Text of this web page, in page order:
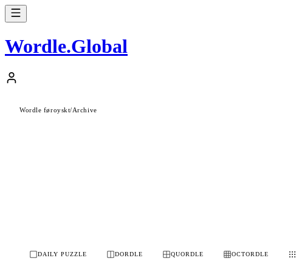
Wordle.Global
Wordle føroyskt/Archive
DAILY PUZZLE DORDLE QUORDLE OCTORDLE